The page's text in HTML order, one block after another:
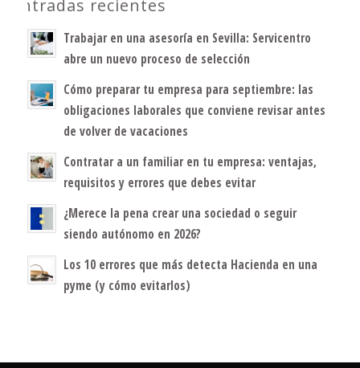
Entradas recientes
Trabajar en una asesoría en Sevilla: Servicentro
abre un nuevo proceso de selección
Cómo preparar tu empresa para septiembre: las
obligaciones laborales que conviene revisar antes
de volver de vacaciones
Contratar a un familiar en tu empresa: ventajas,
requisitos y errores que debes evitar
¿Merece la pena crear una sociedad o seguir
siendo autónomo en 2026?
Los 10 errores que más detecta Hacienda en una
pyme (y cómo evitarlos)